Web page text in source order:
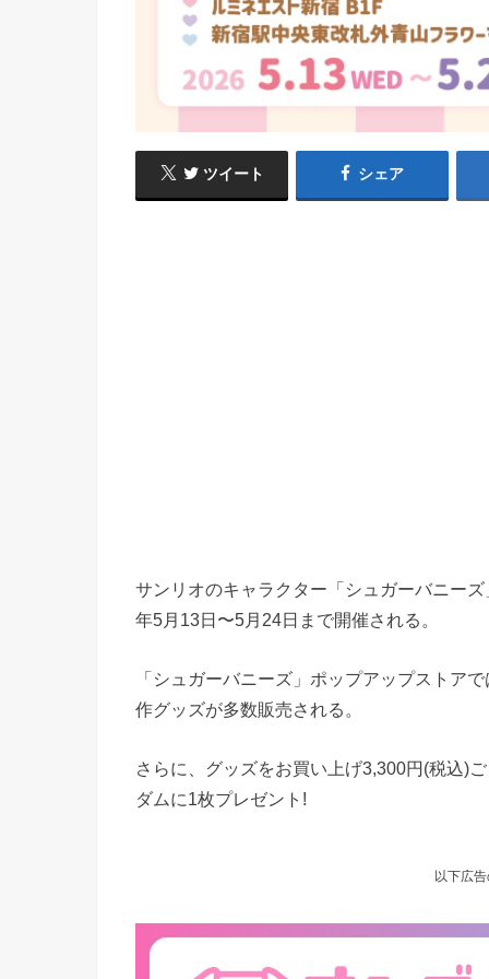
ツイート シェア
サンリオのキャラクター「シュガーバニー
年5月13日〜5月24日まで開催される。
「シュガーバニーズ」ポップアップストア
作グッズが多数販売される。
さらに、グッズをお買い上げ3,300円(税込)
ダムに1枚プレゼント!
以下広